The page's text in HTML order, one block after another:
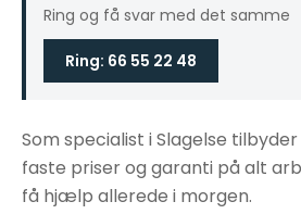
Ring og få svar med det samme
Ring: 66 55 22 48
Som specialist i Slagelse
faste priser og garanti på alt
få hjælp allerede i morgen.